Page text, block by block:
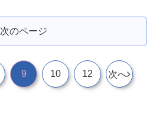
次のページ
9 10 12 次へ